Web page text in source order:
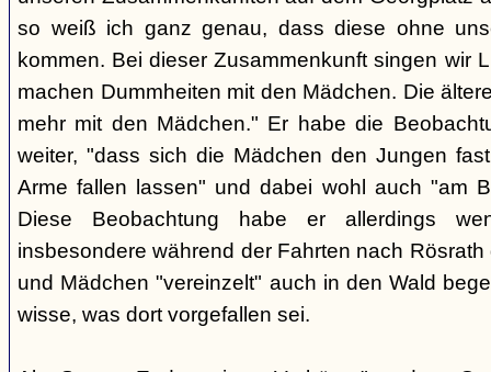
so weiß ich ganz genau, dass diese ohne
kommen. Bei dieser Zusammenkunft singen wir
machen Dummheiten mit den Mädchen. Die
mehr mit den Mädchen." Er habe die
weiter, "dass sich die Mädchen den Jungen
Arme fallen lassen" und dabei wohl auch "am
Diese Beobachtung habe er allerdings
insbesondere während der Fahrten nach
und Mädchen "vereinzelt" auch in den Wald
wisse, was dort vorgefallen sei.